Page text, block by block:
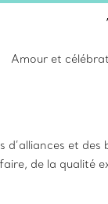
Amour et
d’alliances et
de la qualité